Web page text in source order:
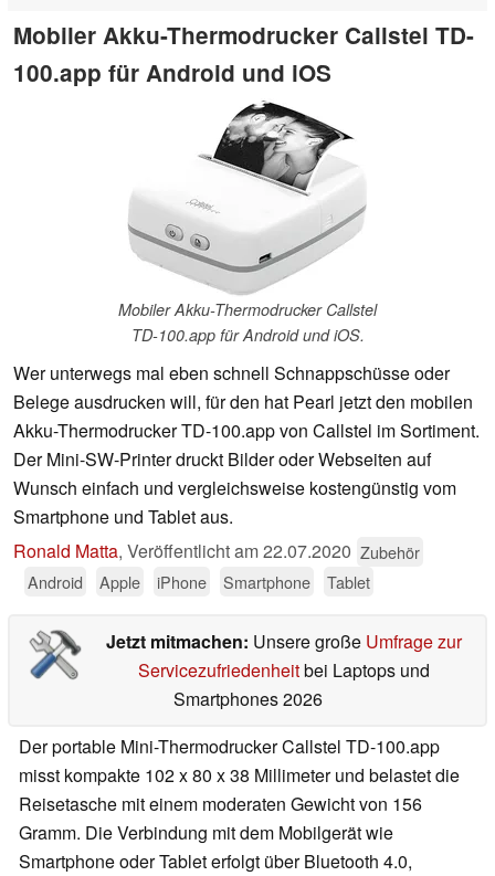
Mobiler Akku-Thermodrucker Callstel TD-
100.app für Android und iOS
Mobiler Akku-Thermodrucker Callstel
TD-100.app für Android und iOS.
Wer unterwegs mal eben schnell Schnappschüsse oder
Belege ausdrucken will, für den hat Pearl jetzt den mobilen
Akku-Thermodrucker TD-100.app von Callstel im Sortiment.
Der Mini-SW-Printer druckt Bilder oder Webseiten auf
Wunsch einfach und vergleichsweise kostengünstig vom
Smartphone und Tablet aus.
Ronald Matta, Veröffentlicht am22.07.2020 Zubehör
Android
Apple iPhone Smartphone Tablet
Jetzt mitmachen: Unsere große Umfrage zur
Servicezufriedenheitbei Laptops und
Smartphones 2026
Der portable Mini-Thermodrucker Callstel TD-100.app
misst kompakte 102 x 80 x 38 Millimeter und belastet die
Reisetasche mit einem moderaten Gewicht von 156
Gramm. Die Verbindung mit dem Mobilgerät wie
Smartphone oder Tablet erfolgt über Bluetooth 4.0,